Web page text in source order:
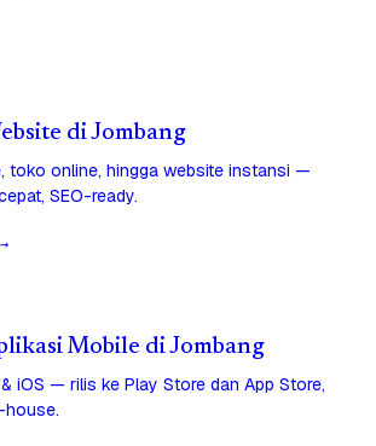
di Jombang
toko online, hingga website instansi —
SEO-ready.
Mobile di Jombang
iOS — rilis ke Play Store dan App Store,
house.